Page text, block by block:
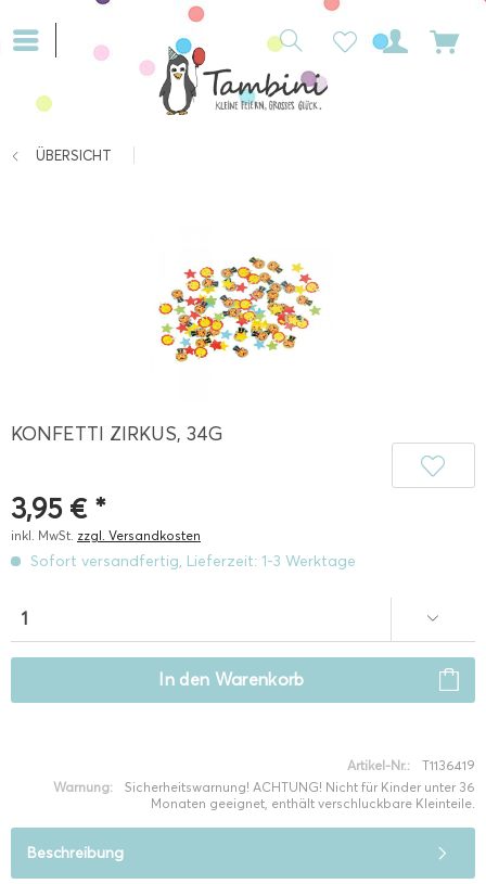
ÜBERSICHT
KONFETTI ZIRKUS, 34G
3,95 € *
inkl. MwSt. zzgl. Versandkosten
Sofort versandfertig, Lieferzeit: 1-3 Werktage
In den Warenkorb
Artikel-Nr.:
T1136419
Warnung:
Sicherheitswarnung! ACHTUNG! Nicht für Kinder unter 36
Monaten geeignet, enthält verschluckbare Kleinteile.
Beschreibung